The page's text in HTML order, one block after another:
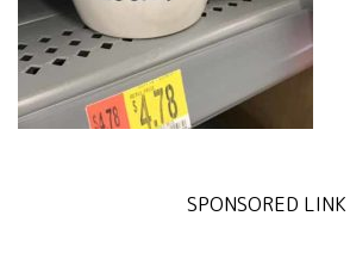
SPONSORED LINK